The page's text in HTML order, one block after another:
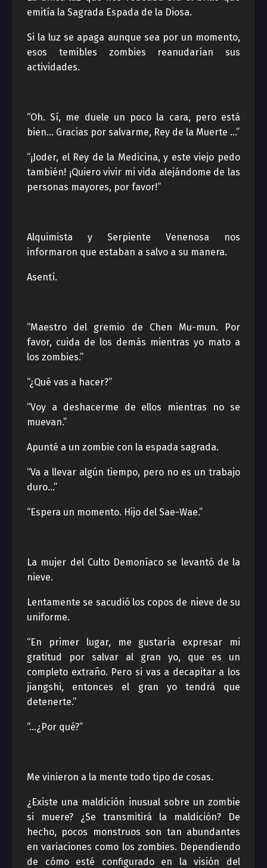
emitía la Sagrada Espada de la Diosa.
Si la luz se apaga aunque sea por un momento,
esos temibles zombies reanudarían sus
actividades.
“Oh. Sí, me duele un poco la cara, pero está
bien… Gracias por salvarme, Rey de la Muerte …”
“¡Joder, el Rey de la Medicina, y este viejo pedo
también! ¡Quiero vivir mi vida alejándome de las
personas mayores, por favor!”
Alquimista y Serpiente Venenosa nos
informaron que estaban a salvo a su manera.
Asentí.
“Maestro del gremio de Chen Mu-mun. Por
favor, cuida de los demás mientras yo mato a
los zombies.”
“¿Qué vas a hacer?”
“Voy a deshacerme de ellos mientras no se
muevan.”
Apunté a un zombie con la espada sagrada.
“Va a llevar algún tiempo, pero no es un trabajo
duro…”
“Espera un momento. Hijo del Sae-Wae.”
La mujer del Culto Demoníaco se levantó de la
nieve.
Lentamente se sacudió los copos de nieve de su
uniforme.
“En primer lugar, me gustaría expresar mi
gratitud por salvar al gran yo, que es un
completo extraño. Pero si vas a decapitar a los
jiangshi, entonces el gran yo tendrá que
detenerte.”
“…¿Por qué?”
Me vinieron a la mente todo tipo de cosas.
¿Existe una maldición inusual sobre un zombie
si muere? ¿Se transmitirá la maldición? De
hecho, pocos monstruos son tan abundantes
en variaciones como los zombies. Dependiendo
de cómo esté configurado en la visión del